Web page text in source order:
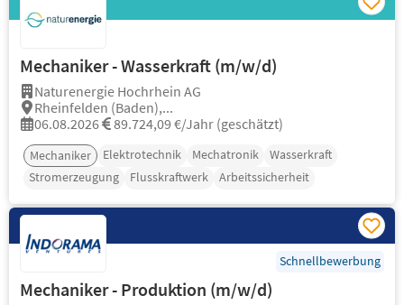
Mechaniker - Wasserkraft (m/w/d)
Naturenergie Hochrhein AG
Rheinfelden (Baden),...
06.08.2026
89.724,09 €/Jahr (geschätzt)
Mechaniker Elektrotechnik Mechatronik
Wasserkraft
Stromerzeugung
Flusskraftwerk Arbeitssicherheit
Schnellbewerbung
Mechaniker - Produktion (m/w/d)